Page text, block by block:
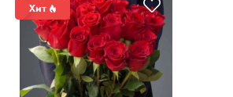
50 см 30 см